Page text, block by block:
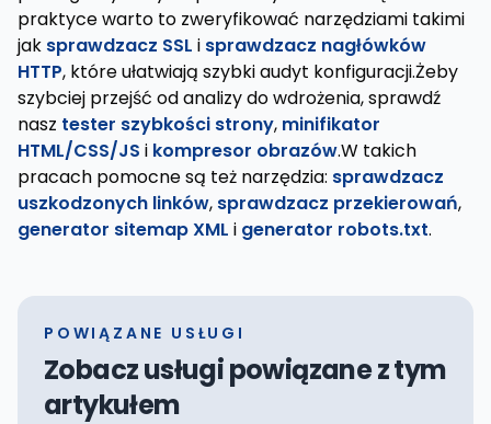
praktyce warto to zweryfikować narzędziami takimi
jak sprawdzacz SSL i sprawdzacz nagłówków
HTTP, które ułatwiają szybki audyt konfiguracji.Żeby
szybciej przejść od analizy do wdrożenia, sprawdź
nasz tester szybkości strony, minifikator
HTML/CSS/JS i kompresor obrazów.W takich
pracach pomocne są też narzędzia: sprawdzacz
uszkodzonych linków, sprawdzacz przekierowań,
generator sitemap XML i generator robots.txt.
POWIĄZANE USŁUGI
Zobacz usługi powiązane z tym
artykułem